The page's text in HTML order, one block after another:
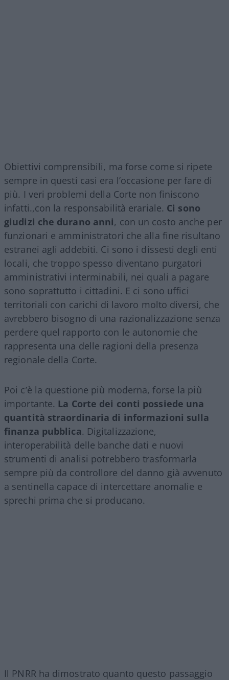
Obiettivi comprensibili, ma forse come si ripete
sempre in questi casi era l’occasione per fare di
più. I veri problemi della Corte non finiscono
infatti.,con la responsabilità erariale. Ci sono
giudizi che durano anni, con un costo anche per
funzionari e amministratori che alla fine risultano
estranei agli addebiti. Ci sono i dissesti degli enti
locali, che troppo spesso diventano purgatori
amministrativi interminabili, nei quali a pagare
sono soprattutto i cittadini. E ci sono uffici
territoriali con carichi di lavoro molto diversi, che
avrebbero bisogno di una razionalizzazione senza
perdere quel rapporto con le autonomie che
rappresenta una delle ragioni della presenza
regionale della Corte.
Poi c’è la questione più moderna, forse la più
importante. La Corte dei conti possiede una
quantità straordinaria di informazioni sulla
finanza pubblica. Digitalizzazione,
interoperabilità delle banche dati e nuovi
strumenti di analisi potrebbero trasformarla
sempre più da controllore del danno già avvenuto
a sentinella capace di intercettare anomalie e
sprechi prima che si producano.
Il PNRR ha dimostrato quanto questo passaggio